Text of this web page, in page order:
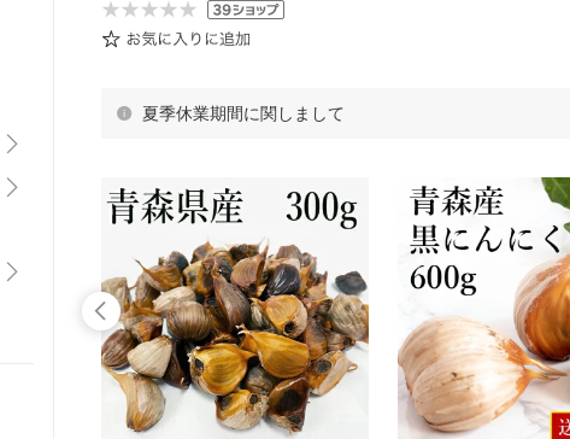
夏季休業期間に関しまして